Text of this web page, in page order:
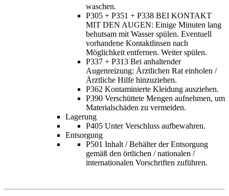
waschen.
P305 + P351 + P338 BEI KONTAKT
MIT DEN AUGEN: Einige Minuten lang
behutsam mit Wasser spülen. Eventuell
vorhandene Kontaktlinsen nach
Möglichkeit entfernen. Weiter spülen.
P337 + P313 Bei anhaltender
Augenreizung: Ärztlichen Rat einholen /
Ärztliche Hilfe hinzuziehen.
P362 Kontaminierte Kleidung ausziehen.
P390 Verschüttete Mengen aufnehmen, um
Materialschäden zu vermeiden.
Lagerung
P405 Unter Verschluss aufbewahren.
Entsorgung
P501 Inhalt / Behälter der Entsorgung
gemäß den örtlichen / nationalen /
internationalen Vorschriften zuführen.